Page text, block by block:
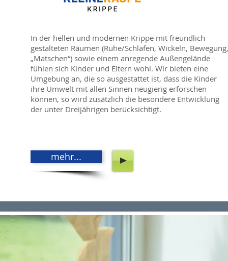
In der hellen und modernen Krippe mit freundlich
gestalteten Räumen (Ruhe/Schlafen, Wickeln, Bewegung,
„Matschen“) sowie einem anregende Außengelände
fühlen sich Kinder und Eltern wohl. Wir bieten eine
Umgebung an, die so ausgestattet ist, dass die Kinder
ihre Umwelt mit allen Sinnen neugierig erforschen
können, so wird zusätzlich die besondere Entwicklung
der unter Dreijährigen berücksichtigt.
mehr...